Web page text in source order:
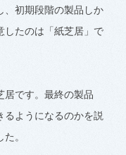
、初期段階の製品しか
したのは「紙芝居」で
居です。最終の製品
るようになるのかを説
。